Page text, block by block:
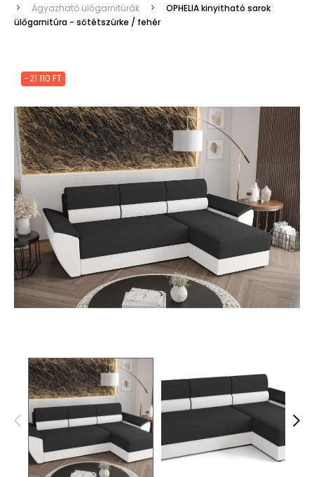
Ágyazható ülőgarnitúrák
OPHELIA kinyitható sarok
ülőgarnitúra - sötétszürke / fehér
-21 110 FT